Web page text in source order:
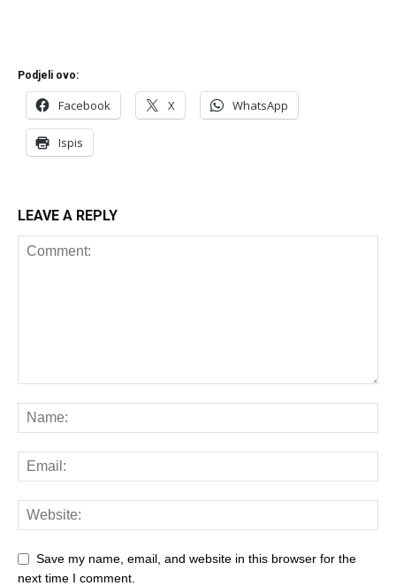
Podjeli ovo:
Facebook X WhatsApp
Ispis
LEAVE A REPLY
Save my name, email, and website in this browser for the
next time I comment.